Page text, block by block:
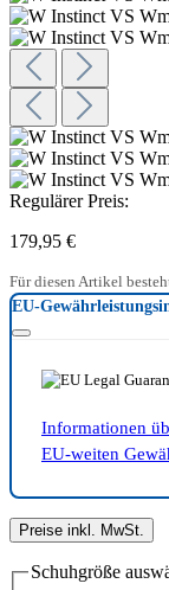
Regulärer Preis:
179,95 €
Für diesen Artikel
EU-
Informationen
EU-weiten
Preise inkl. MwSt.
Schuhgröße